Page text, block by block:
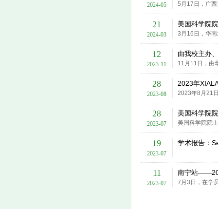
2024-05
21
2024-03
美国科学院
12
2023-11
由我校主办
28
2023-08
2023年
28
2023-07
美国科学院
19
2023-07
学术报告：
11
2023-07
南宁站